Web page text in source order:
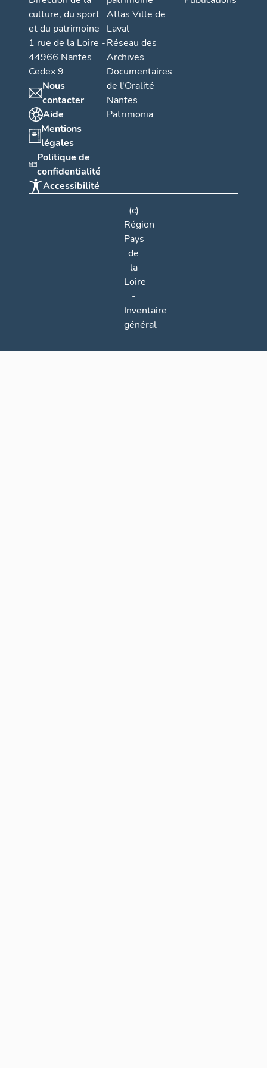
culture, du sport
et du patrimoine
1 rue de la Loire -
44966 Nantes
Cedex 9
Nous
contacter
Aide
Mentions
légales
Politique de
confidentialité
Accessibilité
Atlas Ville de
Laval
Réseau des
Archives
Documentaires
de l'Oralité
Nantes
Patrimonia
(c)
Région
Pays
de
la
Loire
-
Inventaire
général